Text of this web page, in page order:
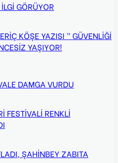
GÖRÜYOR
KÖŞE YAZISI ” GÜVENLİĞİ
YAŞIYOR!
DAMGA VURDU
FESTİVALİ RENKLİ
ŞAHİNBEY ZABITA